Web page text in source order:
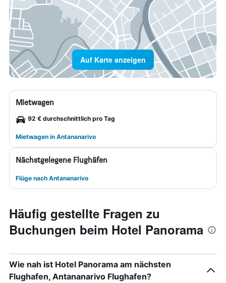
Auf Karte anzeigen
Mietwagen
92 € durchschnittlich pro Tag
Mietwagen in Antananarivo
Nächstgelegene Flughäfen
Flüge nach Antananarivo
Häufig gestellte Fragen zu
Buchungen beim Hotel Panorama
Wie nah ist Hotel Panorama am nächsten
Flughafen, Antananarivo Flughafen?